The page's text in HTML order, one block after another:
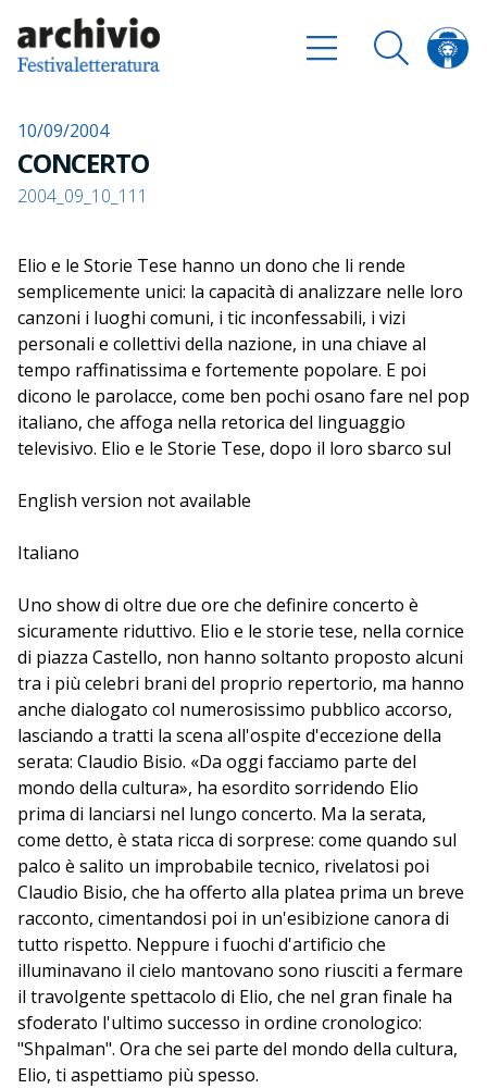
10/09/2004
CONCERTO
2004_09_10_111
Elio e le Storie Tese hanno un dono che li rende
semplicemente unici: la capacità di analizzare nelle loro
canzoni i luoghi comuni, i tic inconfessabili, i vizi
personali e collettivi della nazione, in una chiave al
tempo raffinatissima e fortemente popolare. E poi
dicono le parolacce, come ben pochi osano fare nel pop
italiano, che affoga nella retorica del linguaggio
televisivo. Elio e le Storie Tese, dopo il loro sbarco sul
centimetropolitane", approdano in piazza Castello per
di ospiti a sorpresa.
English version not available
Italiano
Uno show di oltre due ore che definire concerto è
sicuramente riduttivo. Elio e le storie tese, nella cornice
di piazza Castello, non hanno soltanto proposto alcuni
tra i più celebri brani del proprio repertorio, ma hanno
anche dialogato col numerosissimo pubblico accorso,
lasciando a tratti la scena all'ospite d'eccezione della
serata: Claudio Bisio. «Da oggi facciamo parte del
mondo della cultura», ha esordito sorridendo Elio
prima di lanciarsi nel lungo concerto. Ma la serata,
come detto, è stata ricca di sorprese: come quando sul
palco è salito un improbabile tecnico, rivelatosi poi
Claudio Bisio, che ha offerto alla platea prima un breve
racconto, cimentandosi poi in un'esibizione canora di
tutto rispetto. Neppure i fuochi d'artificio che
illuminavano il cielo mantovano sono riusciti a fermare
il travolgente spettacolo di Elio, che nel gran finale ha
sfoderato l'ultimo successo in ordine cronologico:
"Shpalman". Ora che sei parte del mondo della cultura,
Elio, ti aspettiamo più spesso.